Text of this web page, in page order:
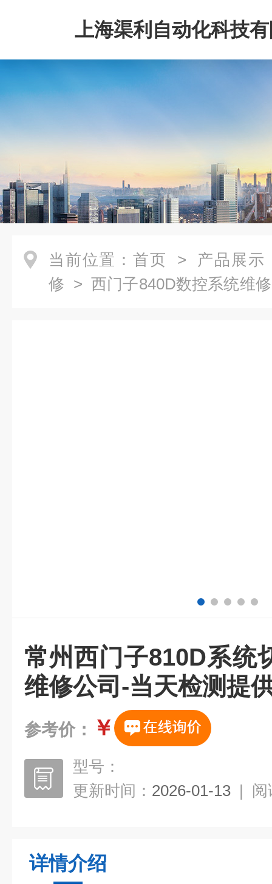
上海渠利自动化科技
当前位置： 首页 > 产品展示
修 > 西门子840D数控系统维修
常州西门子810D系统
维修公司-当天检测提
参考价： ￥
型号：
更新时间： 2026-01-13 | 阅
详情介绍